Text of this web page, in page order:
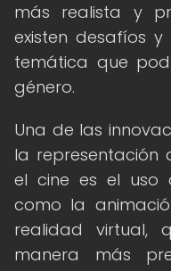
más realista y
existen desafíos
temática que
género.
Una de las
la representación
el cine es el uso
como la
realidad virtual,
manera más